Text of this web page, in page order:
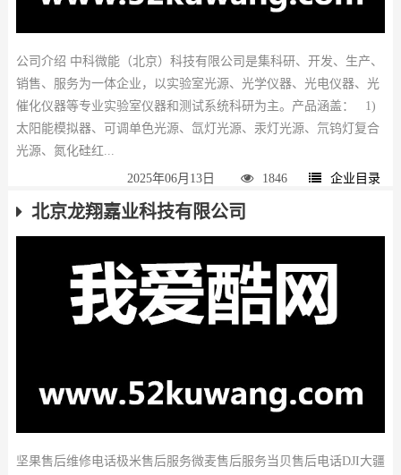
公司介绍 中科微能（北京）科技有限公司是集科研、开发、生产、
销售、服务为一体企业，以实验室光源、光学仪器、光电仪器、光
催化仪器等专业实验室仪器和测试系统科研为主。产品涵盖： 1)
太阳能模拟器、可调单色光源、氙灯光源、汞灯光源、氘钨灯复合
光源、氮化硅红...
2025年06月13日 1846 企业目录
北京龙翔嘉业科技有限公司
坚果售后维修电话极米售后服务微麦售后服务当贝售后电话DJI大疆